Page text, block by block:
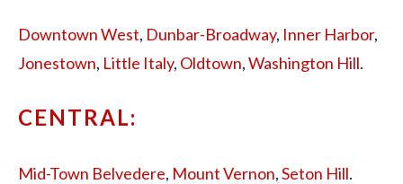
Downtown West, Dunbar-Broadway, Inner Harbor,
Jonestown, Little Italy, Oldtown,Washington Hill.
CENTRAL:
Mid-Town Belvedere, Mount Vernon,Seton Hill.